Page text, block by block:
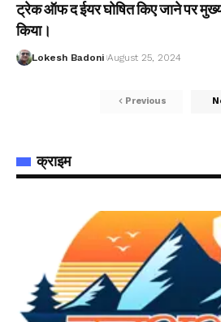
ट्रेक ऑफ द ईयर घोषित किए जाने पर
किया।
Lokesh Badoni August 25, 2024
Previous
क्राइम